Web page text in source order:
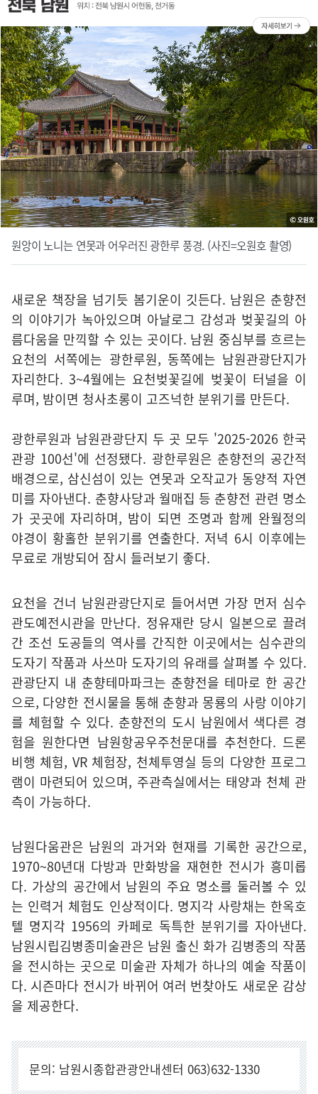
원앙이 노니는 연못과 어우러진 광한루 풍경. (사진=오원호 촬영)
새로운 책장을 넘기듯 봄기운이 깃든다. 남원은 춘향전
의 이야기가 녹아있으며 아날로그 감성과 벚꽃길의 아
름다움을 만끽할 수 있는 곳이다. 남원 중심부를 흐르는
요천의 서쪽에는 광한루원, 동쪽에는 남원관광단지가
자리한다. 3~4월에는 요천벚꽃길에 벚꽃이 터널을 이
루며, 밤이면 청사초롱이 고즈넉한 분위기를 만든다.
광한루원과 남원관광단지 두 곳 모두 '2025-2026 한국
관광 100선'에 선정됐다. 광한루원은 춘향전의 공간적
배경으로, 삼신섬이 있는 연못과 오작교가 동양적 자연
미를 자아낸다. 춘향사당과 월매집 등 춘향전 관련 명소
가 곳곳에 자리하며, 밤이 되면 조명과 함께 완월정의
야경이 황홀한 분위기를 연출한다. 저녁 6시 이후에는
무료로 개방되어 잠시 들러보기 좋다.
요천을 건너 남원관광단지로 들어서면 가장 먼저 심수
관도예전시관을 만난다. 정유재란 당시 일본으로 끌려
간 조선 도공들의 역사를 간직한 이곳에서는 심수관의
도자기 작품과 사쓰마 도자기의 유래를 살펴볼 수 있다.
관광단지 내 춘향테마파크는 춘향전을 테마로 한 공간
으로, 다양한 전시물을 통해 춘향과 몽룡의 사랑 이야기
를 체험할 수 있다. 춘향전의 도시 남원에서 색다른 경
험을 원한다면 남원항공우주천문대를 추천한다. 드론
비행 체험, VR 체험장, 천체투영실 등의 다양한 프로그
램이 마련되어 있으며, 주관측실에서는 태양과 천체 관
측이 가능하다.
남원다움관은 남원의 과거와 현재를 기록한 공간으로,
1970~80년대 다방과 만화방을 재현한 전시가 흥미롭
다. 가상의 공간에서 남원의 주요 명소를 둘러볼 수 있
는 인력거 체험도 인상적이다. 명지각 사랑채는 한옥호
텔 명지각 1956의 카페로 독특한 분위기를 자아낸다.
남원시립김병종미술관은 남원 출신 화가 김병종의 작품
을 전시하는 곳으로 미술관 자체가 하나의 예술 작품이
다. 시즌마다 전시가 바뀌어 여러 번찾아도 새로운 감상
을 제공한다.
문의: 남원시종합관광안내센터 063)632-1330